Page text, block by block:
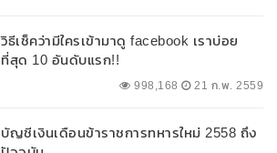
วิธีเช็คว่ามีใครเข้ามาดู facebook เราบ่อย
ที่สุด 10 อันดับแรก!!
998,168 21 ก.พ. 2559
บัญชีเงินเดือนข้าราชการทหารใหม่ 2558 ถึง